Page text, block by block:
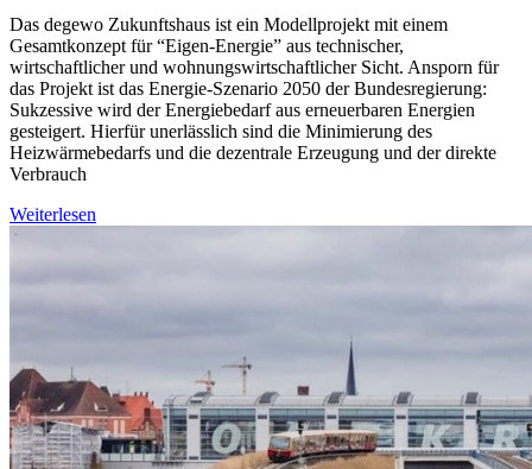
Das degewo Zukunftshaus ist ein Modellprojekt mit einem
Gesamtkonzept für “Eigen-Energie” aus technischer,
wirtschaftlicher und wohnungswirtschaftlicher Sicht. Ansporn für
das Projekt ist das Energie-Szenario 2050 der Bundesregierung:
Sukzessive wird der Energiebedarf aus erneuerbaren Energien
gesteigert. Hierfür unerlässlich sind die Minimierung des
Heizwärmebedarfs und die dezentrale Erzeugung und der direkte
Verbrauch
Weiterlesen